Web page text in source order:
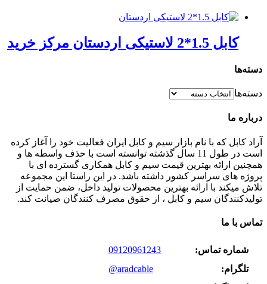
کابل 1.5*2 لاستیکی اردستان مرکز خرید
دسته‌ها
دسته‌ها
درباره ما
آراد کابل که با نام بازار سیم و کابل ایران فعالیت خود را آغاز کرده
است در طول 11 سال گذشته توانسته است با حذف واسطه ها و
همچنین ارائه بهترین قیمت سیم و کابل همکاری گسترده ای با
پروژه های سراسر کشور داشته باشد. در این راستا این مجموعه
تلاش میکند با ارائه بهترین محصولات تولید داخل، ضمن حمایت از
تولیدکنندگان سیم و کابل ، از حقوق مصرف کنندگان صیانت کند.
تماس با ما
شماره تماس:
09120961243
تلگرام:
@aradcable